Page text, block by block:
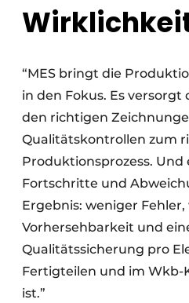
“MES bringt die
in den Fokus. Es
den richtigen
Qualitätskontrollen zum
Produktionsprozess. Und
Fortschritte und
Ergebnis: weniger
Vorhersehbarkeit und
Qualitätssicherung pro
Fertigteilen und im Wkb-
ist.”